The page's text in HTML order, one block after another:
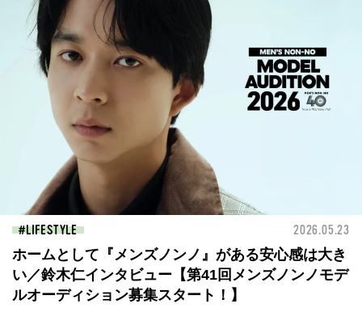
LIFESTYLE 2026.05.23
ホームとして『メンズノンノ』がある安心感は大き
い／鈴木仁インタビュー【第41回メンズノンノモデ
ルオーディション募集スタート！】